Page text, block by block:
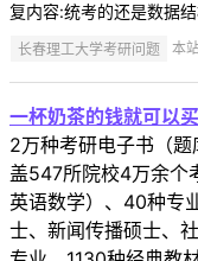
复内容:统考的还是数据
长春理工大学考研问题 本
一杯奶茶的钱就可以
2万种考研电子书（
盖547所院校4万余个
英语数学）、40种专
士、新闻传播硕士、